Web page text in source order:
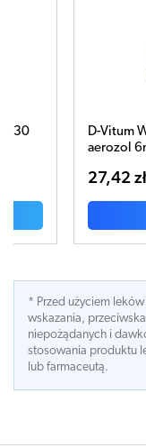
niemowląt
* Przed użyciem
wskazania,
niepożądanych i
stosowania produktu
lub farmaceutą.